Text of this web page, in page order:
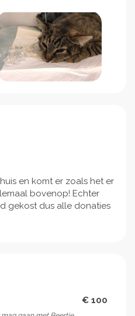
en komt er zoals het er
bovenop! Echter
gekost dus alle donaties
€ 100